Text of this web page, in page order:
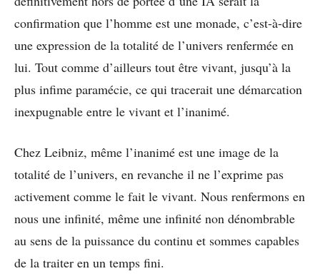
confirmation que l’homme est une monade, c’est-à-dire
une expression de la totalité de l’univers renfermée en
lui. Tout comme d’ailleurs tout être vivant, jusqu’à la
plus infime paramécie, ce qui tracerait une démarcation
inexpugnable entre le vivant et l’inanimé.
Chez Leibniz, même l’inanimé est une image de la
totalité de l’univers, en revanche il ne l’exprime pas
activement comme le fait le vivant. Nous renfermons en
nous une infinité, même une infinité non dénombrable
au sens de la puissance du continu et sommes capables
de la traiter en un temps fini.